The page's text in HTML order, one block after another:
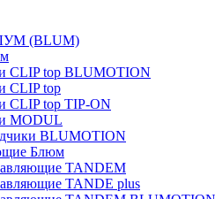
(BLUM)
CLIP top BLUMOTION
CLIP top
CLIP top TIP-ON
MODUL
BLUMOTION
Блюм
TANDEM
TANDE plus